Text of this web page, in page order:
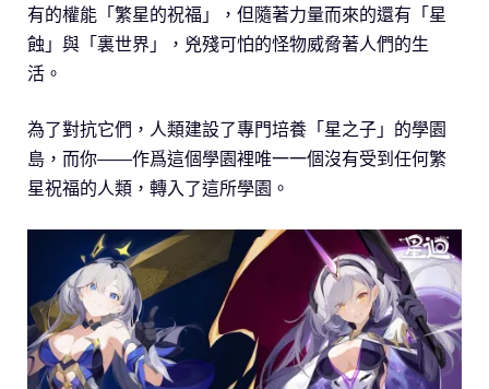
有的權能「繁星的祝福」，但隨著力量而來的還有「星
蝕」與「裏世界」，兇殘可怕的怪物威脅著人們的生
活。
為了對抗它們，人類建設了專門培養「星之子」的學園
島，而你——作爲這個學園裡唯一一個沒有受到任何繁
星祝福的人類，轉入了這所學園。